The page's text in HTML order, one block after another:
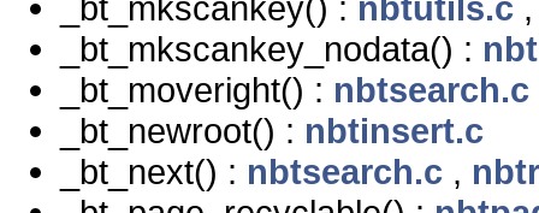
_bt_mkscankey_nodata() :
_bt_moveright() : nbtsearch.c
_bt_newroot() : nbtinsert.c
_bt_next() : nbtsearch.c ,